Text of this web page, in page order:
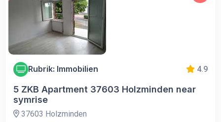
Rubrik: Immobilien 4.9
5 ZKB Apartment 37603 Holzminden near
symrise
37603 Holzminden